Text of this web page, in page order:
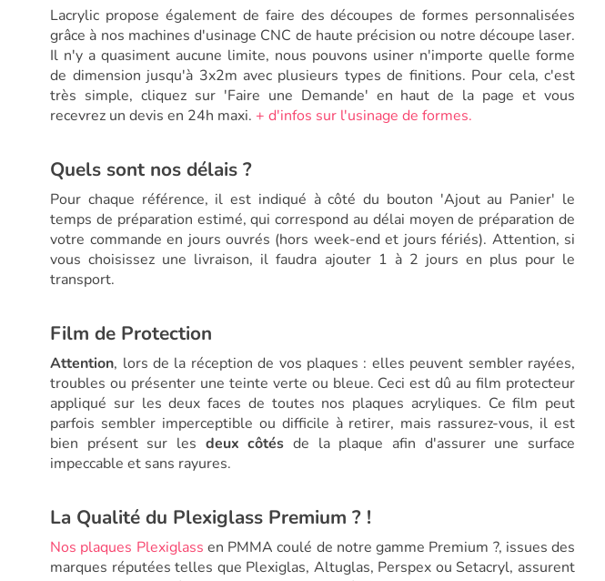
Lacrylic propose également de faire des découpes de formes personnalisées
grâce à nos machines d'usinage CNC de haute précision ou notre découpe laser.
Il n'y a quasiment aucune limite, nous pouvons usiner n'importe quelle forme
de dimension jusqu'à 3x2m avec plusieurs types de finitions. Pour cela, c'est
très simple, cliquez sur 'Faire une Demande' en haut de la page et vous
recevrez un devis en 24h maxi. + d'infos sur l'usinage de formes.
Quels sont nos délais ?
Pour chaque référence, il est indiqué à côté du bouton 'Ajout au Panier' le
temps de préparation estimé, qui correspond au délai moyen de préparation de
votre commande en jours ouvrés (hors week-end et jours fériés). Attention, si
vous choisissez une livraison, il faudra ajouter 1 à 2 jours en plus pour le
transport.
Film de Protection
Attention, lors de la réception de vos plaques : elles peuvent sembler rayées,
troubles ou présenter une teinte verte ou bleue. Ceci est dû au film protecteur
appliqué sur les deux faces de toutes nos plaques acryliques. Ce film peut
parfois sembler imperceptible ou difficile à retirer, mais rassurez-vous, il est
bien présent sur les deux côtés de la plaque afin d'assurer une surface
impeccable et sans rayures.
La Qualité du Plexiglass Premium ? !
Nos plaques Plexiglass en PMMA coulé de notre gamme Premium ?, issues des
marques réputées telles que Plexiglas, Altuglas, Perspex ou Setacryl, assurent